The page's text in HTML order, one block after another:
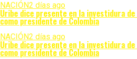
NACIÓN2 días ago
Uribe dice presente en la investidura
como presidente de Colombia
NACIÓN2 días ago
Uribe dice presente en la investidura
como presidente de Colombia